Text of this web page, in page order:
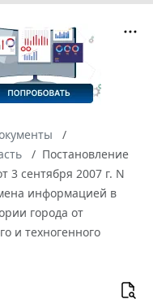
Постановление
3 сентября 2007 г. N
информацией в
города от
и техногенного